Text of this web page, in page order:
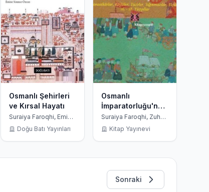
Osmanlı Şehirleri
ve Kırsal Hayatı
Suraiya Faroqhi, Emine
Doğu Batı Yayınları
Osmanlı
İmparatorluğu'nda
Yollara Düşenler;
Zanaatkarlar,
Suraiya Faroqhi, Zuhal
Kitap Yayınevi
Sonraki